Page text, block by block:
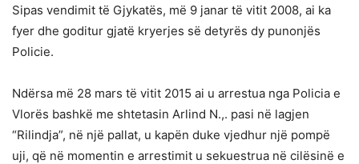
Sipas vendimit të Gjykatës, më 9 janar të vitit 2008, ai ka
fyer dhe goditur gjatë kryerjes së detyrës dy punonjës
Policie.
Ndërsa më 28 mars të vitit 2015 ai u arrestua nga Policia e
Vlorës bashkë me shtetasin Arlind N.,. pasi në lagjen
“Rilindja”, në një pallat, u kapën duke vjedhur një pompë
uji, që në momentin e arrestimit u sekuestrua në cilësinë e